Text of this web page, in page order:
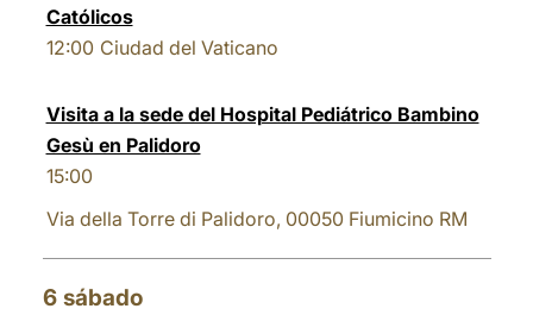
Católicos
12:00 Ciudad del Vaticano
Visita a la sede del Hospital Pediátrico Bambino
Gesù en Palidoro
15:00
Via della Torre di Palidoro, 00050 Fiumicino RM
6 sábado